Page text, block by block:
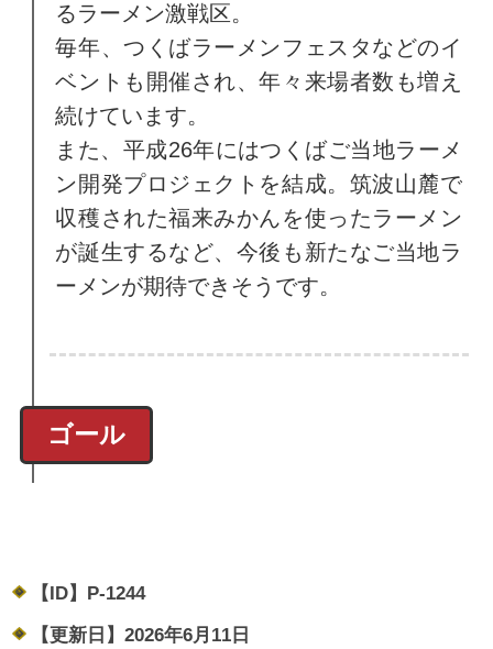
るラーメン激戦区。
毎年、つくばラーメンフェスタなどのイ
ベントも開催され、年々来場者数も増え
続けています。
また、平成26年にはつくばご当地ラーメ
ン開発プロジェクトを結成。筑波山麓で
収穫された福来みかんを使ったラーメン
が誕生するなど、今後も新たなご当地ラ
ーメンが期待できそうです。
ゴール
【ID】 P-1244
【更新日】 2026年6月11日